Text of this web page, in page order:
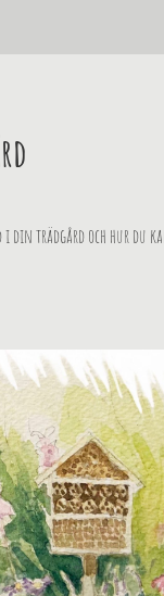
trädgård och hur du